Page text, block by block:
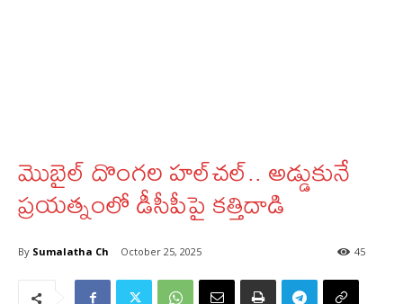
మొబైల్ దొంగ‌ల హ‌ల్‌చ‌ల్‌.. అడ్డుకునే
ప్రయత్నంలో డీసీపీపై కత్తిదాడి
By Sumalatha Ch October 25, 2025 45